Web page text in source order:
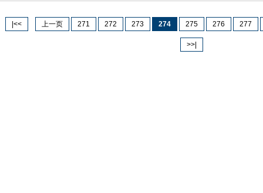
|<< 上一页 271 272 273 274 275 276 277
>>|